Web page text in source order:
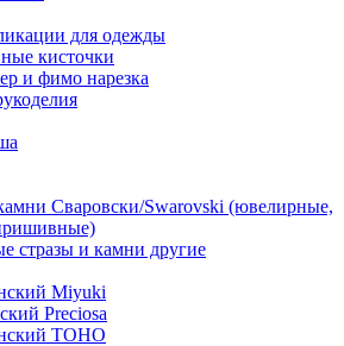
для одежды
кисточки
и фимо нарезка
Сваровски/Swarovski (ювелирные,
стразы и камни другие
Miyuki
Preciosa
TOHO